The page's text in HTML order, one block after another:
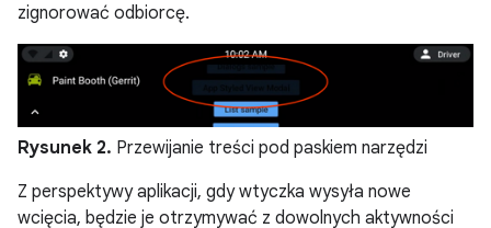
zignorować odbiorcę.
Rysunek 2. Przewijanie treści pod paskiem narzędzi
Z perspektywy aplikacji, gdy wtyczka wysyła nowe
wcięcia, będzie je otrzymywać z dowolnych aktywności